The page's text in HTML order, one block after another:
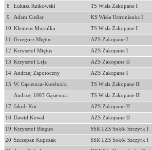
8 Łukasz Rutkowski TS Wisła Zakopane I
9 Adam Cieślar KS Wisła Ustronianka I
10 Klemens Murańka TS Wisła Zakopane I
11 Grzegorz Miętus AZS Zakopane I
12 Krzysztof Miętus AZS Zakopane I
13 Krzysztof Leja AZS Zakopane II
14 Andrzej Zapotoczny AZS Zakopane I
15 W. Gąsienica-Kotelnicki TS Wisła Zakopane II
Andrzej 1993 Gąsienica TS Wisła Zakopane II
17 Jakub Kot AZS Zakopane II
18 Dawid Kowal AZS Zakopane II
19 Krzysztof Biegun SSR LZS Sokół Szczyrk I
20 Szczepan Kupczak SSR LZS Sokół Szczyrk I